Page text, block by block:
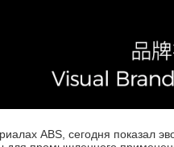
ABS, сегодня